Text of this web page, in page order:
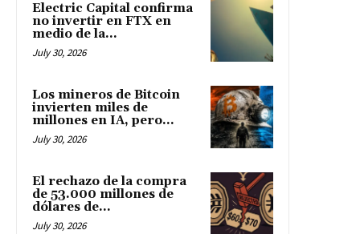
Electric Capital confirma
no invertir en FTX en
medio de la...
July 30, 2026
Los mineros de Bitcoin
invierten miles de
millones en IA, pero...
July 30, 2026
El rechazo de la compra
de 53.000 millones de
dólares de...
July 30, 2026